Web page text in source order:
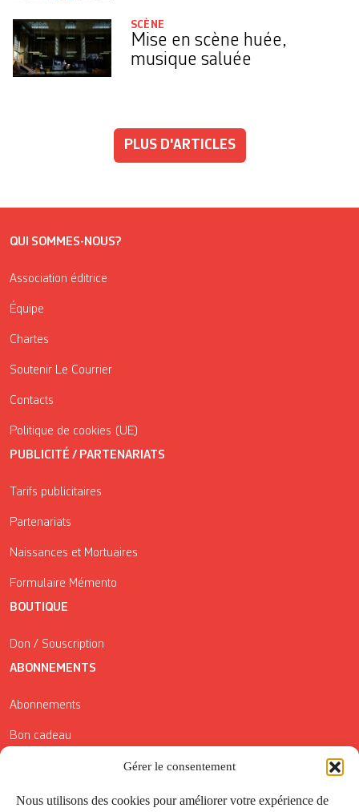
Gérer le consentement
Nous utilisons des cookies pour améliorer votre expérience de
SCÈNE
Mise en scène huée,
musique saluée
PLUS D'ARTICLES
QUI SOMMES-NOUS?
Association éditrice
Équipe
Chartes
Soutenir Le Courrier
Contacts
Politique de cookies (UE)
PUBLICITÉ / PARTENARIATS
Tarifs publicitaires
Partenariats
Naissances et Mortuaires
Formulaire Mémento
BOUTIQUE
Don / Souscription
ABONNEMENTS
Abonnements
Bon cadeau
Conditions générales de vente
Réductions de la Carte Côté Courrier